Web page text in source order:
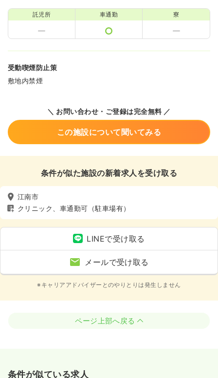
託児所 車通勤 寮
受動喫煙防止策
敷地内禁煙
＼ お問い合わせ・ご登録は完全無料 ／
この施設について聞いてみる
条件が似た施設の新着求人を受け取る
江南市
クリニック、車通勤可（駐車場有）
LINEで受け取る
メールで受け取る
※キャリアアドバイザーとのやりとりは発生しません
ページ上部へ戻る
条件が似ている求人